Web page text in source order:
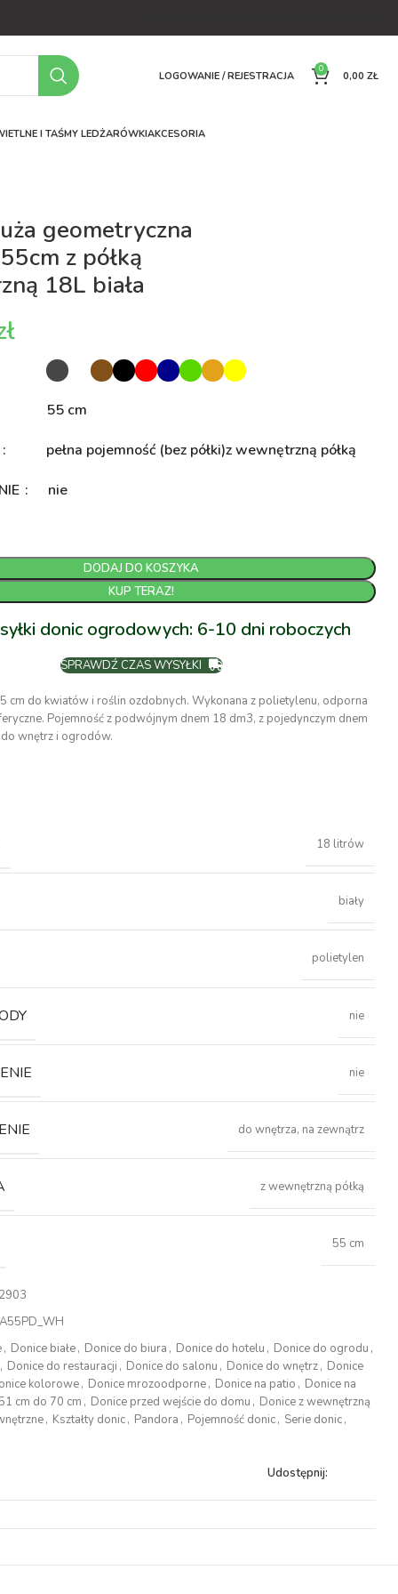
LOGOWANIE / REJESTRACJA
0
0,00 ZŁ
I TAŚMY LEDŻARÓWKIAKCESORIA
geometryczna
z półką
18L biała
55 cm
pełna pojemność (bez półki)z wewnętrzną półką
nie
DODAJ DO KOSZYKA
KUP TERAZ!
donic ogrodowych: 6-10 dni roboczych
SPRAWDŹ CZAS WYSYŁKI
cm do kwiatów i roślin ozdobnych. Wykonana z polietylenu, odporna
Pojemność z podwójnym dnem 18 dm3, z pojedynczym dnem
wnętrz i ogrodów.
18 litrów
biały
polietylen
nie
nie
do wnętrza, na zewnątrz
z wewnętrzną półką
55 cm
, Donice białe, Donice do biura , Donice do hotelu , Donice do ogrodu ,
, Donice do restauracji , Donice do salonu , Donice do wnętrz, Donice
kolorowe, Donice mrozoodporne, Donice na patio , Donice na
cm do 70 cm , Donice przed wejście do domu , Donice z wewnętrzną
, Kształty donic, Pandora , Pojemność donic, Serie donic,
Udostępnij: